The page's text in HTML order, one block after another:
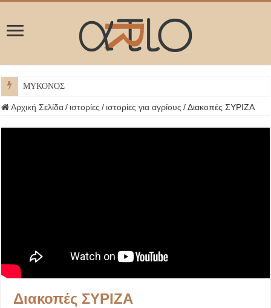
ΜΥΚΟΝΟΣ
Αρχική Σελίδα / ιστορίες / ιστορίες για αγρίους / Διακοπές ΣΥΡΙΖΑ
Διακοπές ΣΥΡΙΖΑ